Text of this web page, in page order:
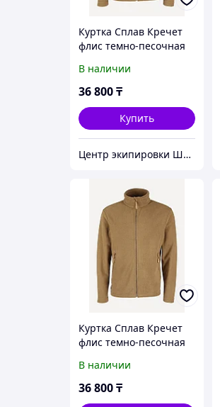
Куртка Сплав Кречет
флис темно-песочная
В наличии
36 800₸
Купить
Центр экипировки Штурм
Куртка Сплав Кречет
флис темно-песочная
В наличии
36 800₸